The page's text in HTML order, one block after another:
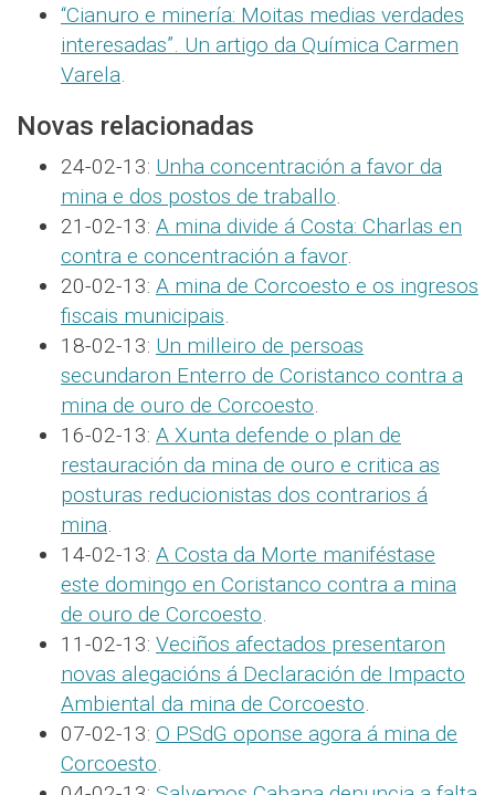
“Cianuro e minería: Moitas medias verdades
interesadas”. Un artigo da Química Carmen
Varela.
Novas relacionadas
24-02-13: Unha concentración a favor da
mina e dos postos de traballo.
21-02-13: A mina divide á Costa: Charlas en
contra e concentración a favor.
20-02-13: A mina de Corcoesto e os ingresos
fiscais municipais.
18-02-13: Un milleiro de persoas
secundaron Enterro de Coristanco contra a
mina de ouro de Corcoesto.
16-02-13: A Xunta defende o plan de
restauración da mina de ouro e critica as
posturas reducionistas dos contrarios á
mina.
14-02-13: A Costa da Morte maniféstase
este domingo en Coristanco contra a mina
de ouro de Corcoesto.
11-02-13: Veciños afectados presentaron
novas alegacións á Declaración de Impacto
Ambiental da mina de Corcoesto.
07-02-13: O PSdG oponse agora á mina de
Corcoesto.